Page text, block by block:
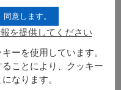
周辺の島々から成る共
同体、ポルトガル語公
です。ギニア湾上のサ
の周囲の島嶼から構成
にあり、いずれも火山
山（標高: 2,024m）で
同意します。
を提供してください
ーを使用しています。
ことにより、クッキー
なります。